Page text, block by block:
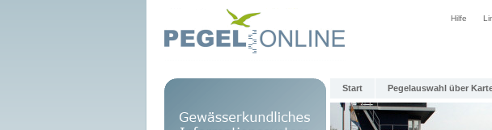
Hilfe
Start Pegelauswahl über